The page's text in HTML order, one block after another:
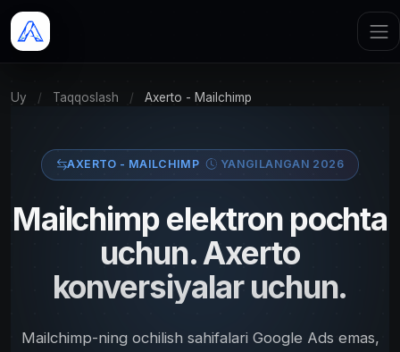
Uy / Taqqoslash / Axerto - Mailchimp
AXERTO - MAILCHIMP YANGILANGAN 2026
Mailchimp elektron pochta
uchun. Axerto
konversiyalar uchun.
Mailchimp-ning ochilish sahifalari Google Ads emas,